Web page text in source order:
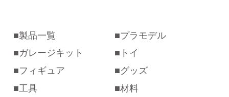
製品一覧
プラモデル
ガレージキット
トイ
フィギュア
グッズ
工具
材料